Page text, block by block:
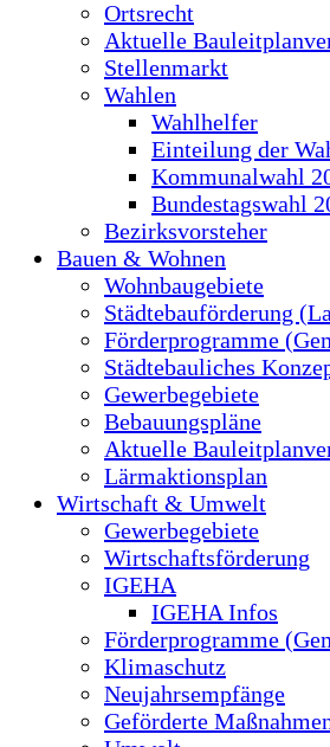
Ortsrecht
Aktuelle
Stellenmarkt
Wahlen
Wahlhelfer
Einteilung der
Kommunalwahl
Bundestagswahl
Bezirksvorsteher
Bauen & Wohnen
Wohnbaugebiete
Städtebauförderung
Förderprogramme
Städtebauliches
Gewerbegebiete
Bebauungspläne
Aktuelle
Lärmaktionsplan
Wirtschaft & Umwelt
Gewerbegebiete
Wirtschaftsförderung
IGEHA
IGEHA Infos
Förderprogramme
Klimaschutz
Neujahrsempfänge
Geförderte